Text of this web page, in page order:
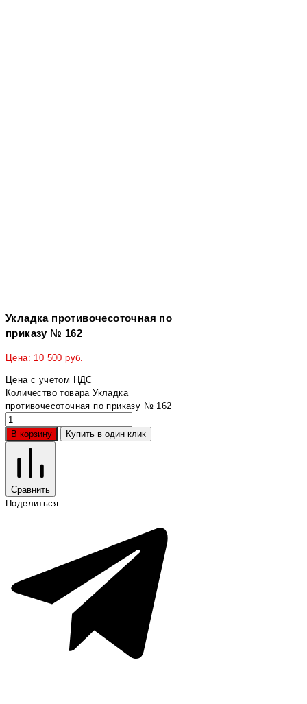
Укладка противочесоточная по
приказу № 162
Цена: 10 500 руб.
Цена с учетом НДС
Количество товара Укладка
противочесоточная по приказу № 162
В корзину Купить в один клик
Сравнить
Поделиться: